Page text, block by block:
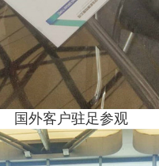
国外客户驻足参观